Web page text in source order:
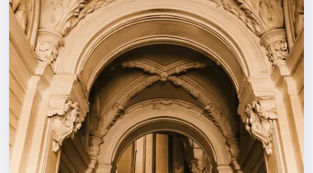
Площадки
Артисты
Рейтинги